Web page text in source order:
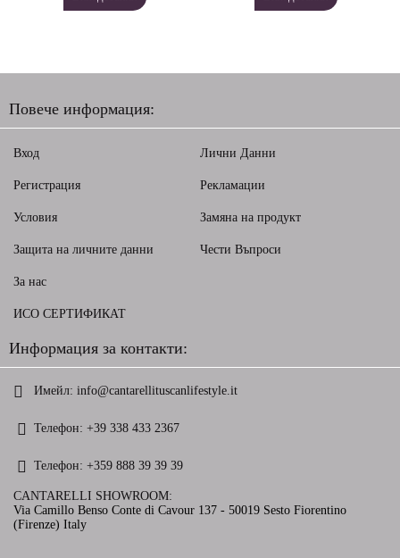
Повече информация:
Вход
Регистрация
Условия
Защита на личните данни
Лични Данни
Рекламации
Замяна на продукт
Чести Въпроси
За нас
ИСО СЕРТИФИКАТ
Информация за контакти:
Имейл: info@cantarellituscanlifestyle.it
Телефон: +39 338 433 2367
Телефон: +359 888 39 39 39
CANTARELLI SHOWROOM:
Via Camillo Benso Conte di Cavour 137 - 50019 Sesto Fiorentino
(Firenze) Italy